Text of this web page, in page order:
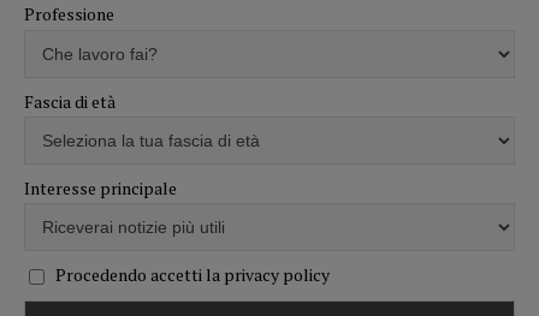
Professione
Fascia di età
Interesse principale
Procedendo accetti la privacy policy